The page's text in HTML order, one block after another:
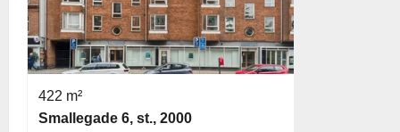
422 m²
Smallegade 6, st., 2000